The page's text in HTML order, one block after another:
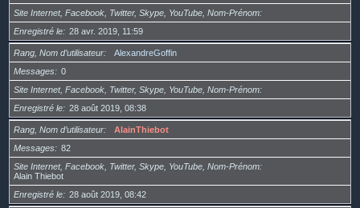
Site Internet, Facebook, Twitter, Skype, YouTube, Nom-Prénom
Enregistré le
28 avr. 2019, 11:59
Rang, Nom d’utilisateur
AlexandreGoffin
Messages
0
Site Internet, Facebook, Twitter, Skype, YouTube, Nom-Prénom
Enregistré le
28 août 2019, 08:38
Rang, Nom d’utilisateur
AlainThiebot
Messages
82
Site Internet, Facebook, Twitter, Skype, YouTube, Nom-Prénom
Alain Thiebot
Enregistré le
28 août 2019, 08:42